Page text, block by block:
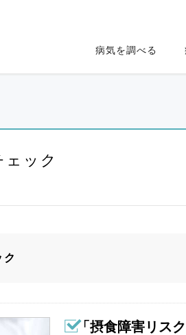
病気を調べる
ェック
「摂食障害リス